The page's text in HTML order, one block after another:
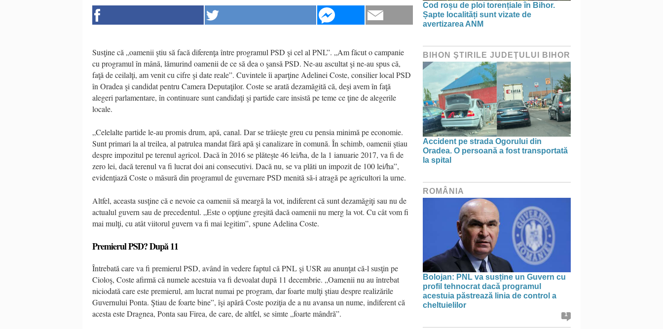
Susţine că „oamenii ştiu să facă diferenţa între programul PSD şi cel al PNL”. „Am făcut o campanie
cu programul în mână, lămurind oamenii de ce să dea o şansă PSD. Ne-au ascultat şi ne-au spus că,
faţă de ceilalţi, am venit cu cifre şi date reale”. Cuvintele îi aparţine Adelinei Coste, consilier local PSD
în Oradea şi candidat pentru Camera Deputaţilor. Coste se arată dezamăgită că, deşi avem în faţă
alegeri parlamentare, în continuare sunt candidaţi şi partide care insistă pe teme ce ţine de alegerile
locale.
„Celelalte partide le-au promis drum, apă, canal. Dar se trăieşte greu cu pensia minimă pe economie.
Sunt primari la al treilea, al patrulea mandat fără apă şi canalizare în comună. În schimb, oamenii ştiau
despre impozitul pe terenul agricol. Dacă în 2016 se plăteşte 46 lei/ha, de la 1 ianuarie 2017, va fi de
zero lei, dacă terenul va fi lucrat doi ani consecutivi. Dacă nu, se va plăti un impozit de 100 lei/ha”,
evidenţiază Coste o măsură din programul de guvernare PSD menită să-i atragă pe agricultori la urne.
Altfel, aceasta susţine că e nevoie ca oamenii să meargă la vot, indiferent că sunt dezamăgiţi sau nu de
actualul guvern sau de precedentul. „Este o opţiune greşită dacă oamenii nu merg la vot. Cu cât vom fi
mai mulţi, cu atât viitorul guvern va fi mai legitim”, spune Adelina Coste.
Premierul PSD? După 11
Întrebată care va fi premierul PSD, având în vedere faptul că PNL şi USR au anunţat că-l susţin pe
Cioloş, Coste afirmă că numele acestuia va fi devoalat după 11 decembrie. „Oamenii nu au întrebat
niciodată care este premierul, am lucrat numai pe program, dar foarte mulţi ştiau despre realizările
Guvernului Ponta. Ştiau de foarte bine”, îşi apără Coste poziţia de a nu avansa un nume, indiferent că
acesta este Dragnea, Ponta sau Firea, de care, de altfel, se simte „foarte mândră”.
Cod roșu de ploi torențiale în Bihor.
Șapte localități sunt vizate de
avertizarea ANM
BIHON ŞTIRILE JUDEŢULUI BIHOR
Accident pe strada Ogorului din
Oradea. O persoană a fost transportată
la spital
ROMÂNIA
Bolojan: PNL va susține un Guvern cu
profil tehnocrat dacă programul
acestuia păstrează linia de control a
cheltuielilor
1